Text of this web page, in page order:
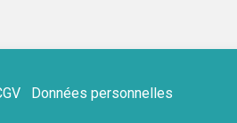
Données personnelles